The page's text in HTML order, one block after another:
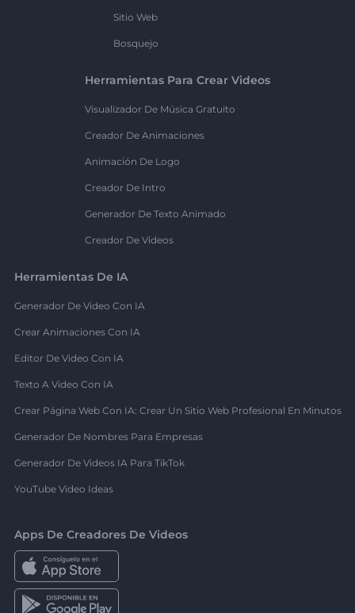
Sitio Web
Bosquejo
Herramientas Para Crear Videos
Visualizador De Música Gratuito
Creador De Animaciones
Animación De Logo
Creador De Intro
Generador De Texto Animado
Creador De Videos
Herramientas De IA
Generador De Video Con IA
Crear Animaciones Con IA
Editor De Video Con IA
Texto A Video Con IA
Crear Página Web Con IA: Crear Un Sitio Web Profesional En Minutos
Generador De Nombres Para Empresas
Generador De Videos IA Para TikTok
YouTube Video Ideas
Apps De Creadores De Videos